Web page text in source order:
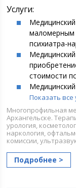
Услуги:
маломерным
психиатра-
стоимости
Показать все
Многопрофильная
Архангельске.
урология,
наркология,
комиссии,
Подробнее >